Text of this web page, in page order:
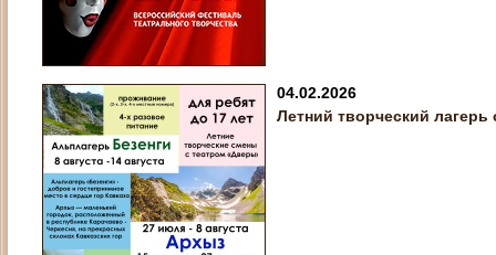
04.02.2026
Летний творческий лагерь